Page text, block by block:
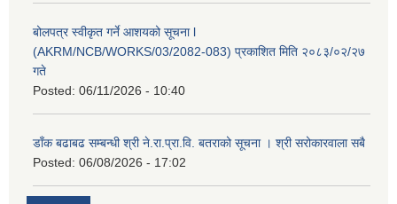
बोलपत्र स्वीकृत गर्ने आशयको सूचना l
(AKRM/NCB/WORKS/03/2082-083) प्रकाशित मिति २०८३/०२/२७
गते
Posted: 06/11/2026 - 10:40
डाँक बढाबढ सम्बन्धी श्री ने.रा.प्रा.वि. बतराको सूचना । श्री सरोकारवाला सबै
Posted: 06/08/2026 - 17:02